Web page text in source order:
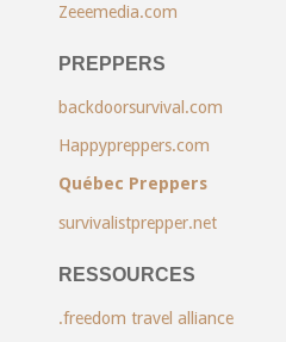
Zeeemedia.com
PREPPERS
backdoorsurvival.com
Happypreppers.com
Québec Preppers
survivalistprepper.net
RESSOURCES
.freedom travel alliance